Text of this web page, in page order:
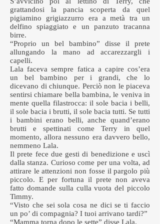
grattandosi la pancia scoperta da quel
pigiamino grigiazzurro era a metà tra un
delfino spiaggiato e un panzuto tracanna
birre.
“Proprio un bel bambino” disse il prete
allungando la mano ad accarezzargli i
capelli.
Lala faceva sempre fatica a capire cos’era
un bel bambino per i grandi, che lo
dicevano di chiunque. Perciò non le piaceva
sentirsi chiamare bella bambina, le veniva in
mente quella filastrocca: il sole bacia i belli,
il sole bacia i brutti, il sole bacia tutti. Se tutti
i bambini erano belli, anche quand’erano
brutti e spettinati come Terry in quel
momento, allora nessuno era davvero bello,
nemmeno Lala.
Il prete fece due gesti di benedizione e uscì
dalla stanza. Curioso come per una volta, ad
attirare le attenzioni non fosse il pargolo più
piccolo. E per fortuna il prete non aveva
fatto domande sulla culla vuota del piccolo
Timmy.
“Visto che sei sola cosa ne dici se ti faccio
un po’ di compagnia? I tuoi arrivano tardi?”
“Mamma torna dopo le sette” disse Lala.